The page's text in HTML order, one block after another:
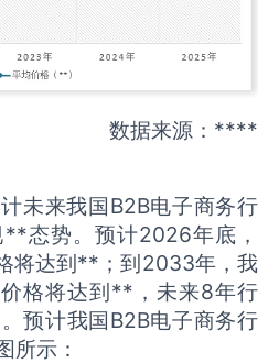
数据来源：****
未来我国B2B电子商务行
态势。预计2026年底，
将达到**；到2033年，我
格将达到**，未来8年行
预计我国B2B电子商务行
所示：